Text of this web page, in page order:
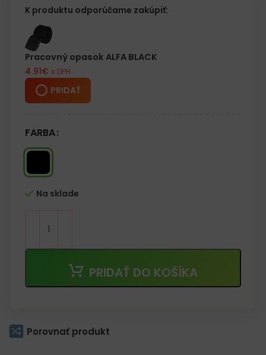
K produktu odporúčame zakúpiť:
Pracovný opasok ALFA BLACK
4.91€ s DPH
PRIDAŤ
FARBA
Na sklade
PRIDAŤ DO KOŠÍKA
Porovnať produkt